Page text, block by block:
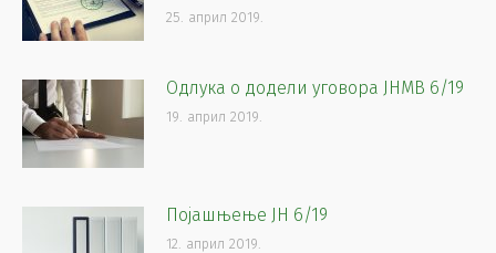
25. април 2019.
Одлука о додели уговора ЈНМВ 6/19
19. април 2019.
Појашњење ЈН 6/19
12. април 2019.